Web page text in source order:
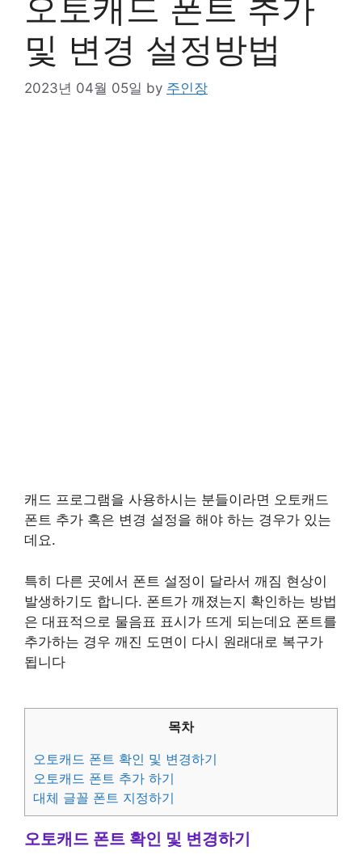
및 변경 설정방법
2023년 04월 05일 by 주인장
캐드 프로그램을 사용하시는 분들이라면 오토캐드
폰트 추가 혹은 변경 설정을 해야 하는 경우가 있는
데요.
특히 다른 곳에서 폰트 설정이 달라서 깨짐 현상이
발생하기도 합니다. 폰트가 깨졌는지 확인하는 방법
은 대표적으로 물음표 표시가 뜨게 되는데요 폰트를
추가하는 경우 깨진 도면이 다시 원래대로 복구가
됩니다
목차
오토캐드 폰트 확인 및 변경하기
오토캐드 폰트 추가 하기
대체 글꼴 폰트 지정하기
오토캐드 폰트 확인 및 변경하기